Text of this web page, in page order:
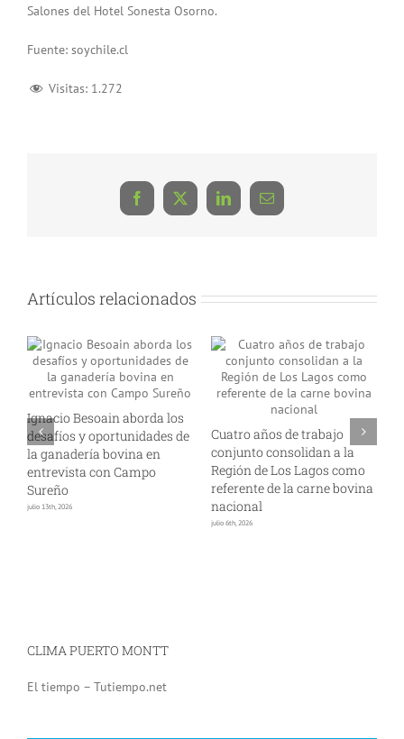
Salones del Hotel Sonesta Osorno.
Fuente: soychile.cl
Visitas: 1.272
Facebook
X LinkedInCorreo
electrónico
Artículos relacionados
Ignacio Besoain aborda los
desafíos y oportunidades de
la ganadería bovina en
entrevista con Campo
Sureño
julio 13th, 2026
Cuatro años de trabajo
conjunto consolidan a la
Región de Los Lagos como
referente de la carne bovina
nacional
julio 6th, 2026
CLIMA PUERTO MONTT
El tiempo – Tutiempo.net